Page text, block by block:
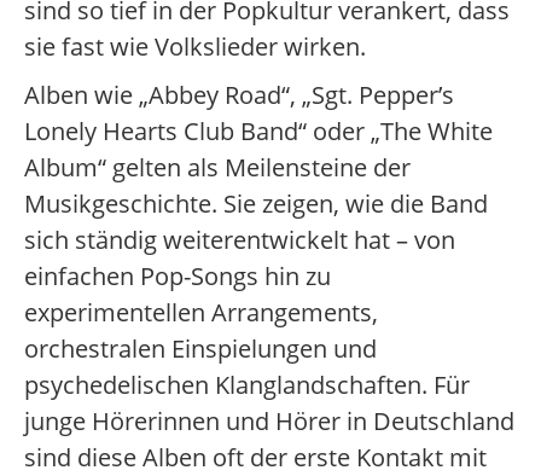
sind so tief in der Popkultur verankert, dass
sie fast wie Volkslieder wirken.
Alben wie „Abbey Road“, „Sgt. Pepper’s
Lonely Hearts Club Band“ oder „The White
Album“ gelten als Meilensteine der
Musikgeschichte. Sie zeigen, wie die Band
sich ständig weiterentwickelt hat – von
einfachen Pop-Songs hin zu
experimentellen Arrangements,
orchestralen Einspielungen und
psychedelischen Klanglandschaften. Für
junge Hörerinnen und Hörer in Deutschland
sind diese Alben oft der erste Kontakt mit